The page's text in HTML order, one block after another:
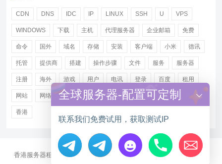
CDN DNS IDC IP LINUX SSH U VPS
WINDOWS 下载 主机 代理服务器 企业邮箱 免费
命令 国外 域名 存储 安装 客户端 小米 德讯
托管 提供商 搭建 操作步骤 文件 服务 服务器
注册 海外 游戏 用户 电讯 登录 百度 租用
网站 网络 腾讯 虚拟主机 证书 配置 阿里
香港
香港服务器租用 海外CN2服务器 站群多IP服务器 海外云服务器
全球服务器-配置可定制
联系我们免费试用，获取测试IP